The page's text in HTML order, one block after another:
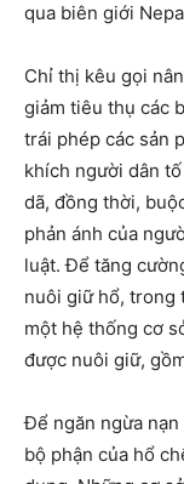
qua biên giới
Chỉ thị kêu gọi
giảm tiêu thụ các
trái phép các sản
khích người dân
dã, đồng thời,
phản ánh của
luật. Để tăng
nuôi giữ hổ, trong
một hệ thống cơ
được nuôi giữ,
Để ngăn ngừa
bộ phận của hổ